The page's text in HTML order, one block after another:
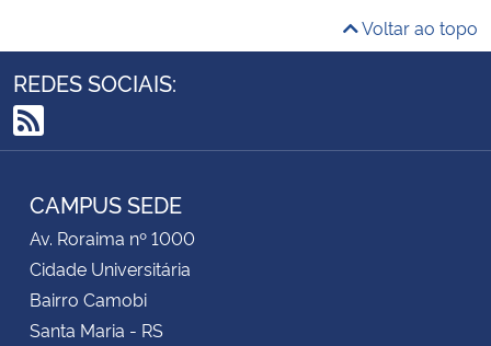
Voltar ao topo
REDES SOCIAIS:
RSS
CAMPUS SEDE
Av. Roraima nº 1000
Cidade Universitária
Bairro Camobi
Santa Maria - RS